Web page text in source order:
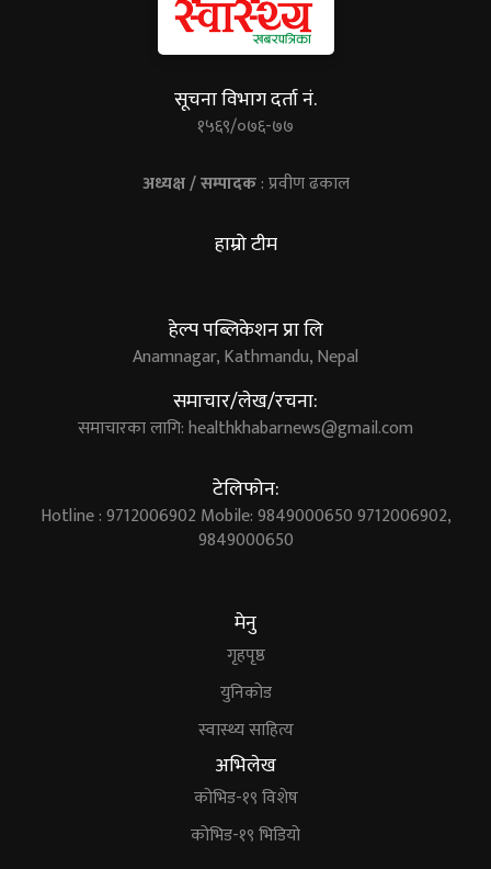
सूचना विभाग दर्ता नं.
१५६९/०७६-७७
अध्यक्ष / सम्पादक: प्रवीण ढकाल
हाम्रो टीम
हेल्प पब्लिकेशन प्रा लि
Anamnagar, Kathmandu, Nepal
समाचार/लेख/रचना:
समाचारका लागि:healthkhabarnews@gmail.com
टेलिफोन:
Hotline : 9712006902 Mobile: 9849000650 9712006902,
9849000650
मेनु
गृहपृष्ठ
युनिकोड
स्वास्थ्य साहित्य
अभिलेख
कोभिड-१९ विशेष
कोभिड-१९ भिडियो